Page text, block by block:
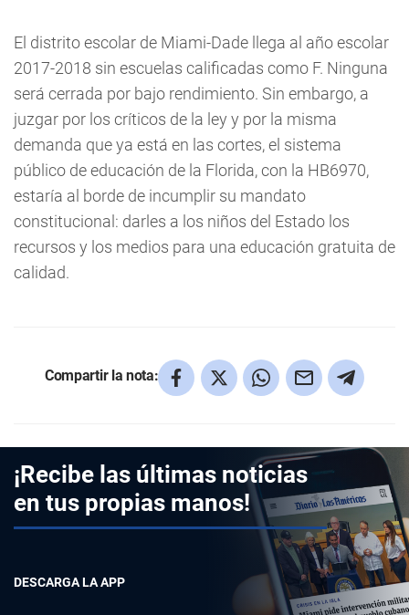
El distrito escolar de Miami-Dade llega al año escolar
2017-2018 sin escuelas calificadas como F. Ninguna
será cerrada por bajo rendimiento. Sin embargo, a
juzgar por los críticos de la ley y por la misma
demanda que ya está en las cortes, el sistema
público de educación de la Florida, con la HB6970,
estaría al borde de incumplir su mandato
constitucional: darles a los niños del Estado los
recursos y los medios para una educación gratuita de
calidad.
Compartir la nota:
¡Recibe las últimas noticias
en tus propias manos!
DESCARGA LA APP